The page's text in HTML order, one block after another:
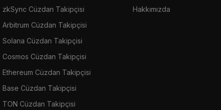
zkSync Cüzdan Takipçisi
Arbitrum Cüzdan Takipçisi
Solana Cüzdan Takipçisi
Cosmos Cüzdan Takipçisi
Ethereum Cüzdan Takipçisi
Base Cüzdan Takipçisi
TON Cüzdan Takipçisi
Hakkımızda